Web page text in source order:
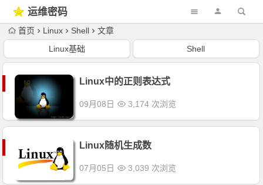
运维密码
首页 Linux Shell
文章
Linux基础
Shell
Linux中的正则表达式
09月08日 3,174 次浏览
Linux随机生成数
07月05日 3,039 次浏览